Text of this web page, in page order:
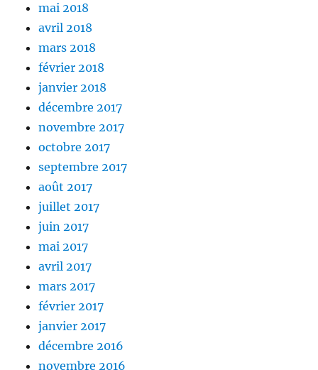
mai 2018
avril 2018
mars 2018
février 2018
janvier 2018
décembre 2017
novembre 2017
octobre 2017
septembre 2017
août 2017
juillet 2017
juin 2017
mai 2017
avril 2017
mars 2017
février 2017
janvier 2017
décembre 2016
novembre 2016